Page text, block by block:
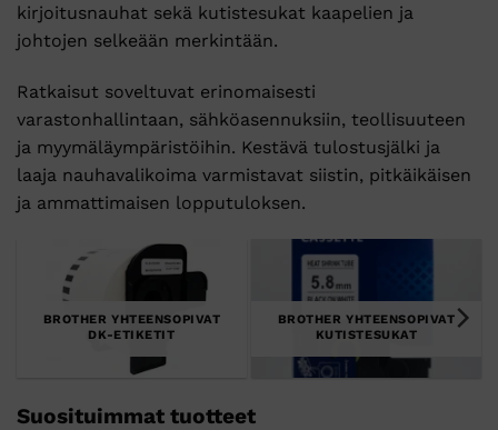
kirjoitusnauhat sekä kutistesukat kaapelien ja
johtojen selkeään merkintään.
Ratkaisut soveltuvat erinomaisesti
varastonhallintaan, sähköasennuksiin, teollisuuteen
ja myymäläympäristöihin. Kestävä tulostusjälki ja
laaja nauhavalikoima varmistavat siistin, pitkäikäisen
ja ammattimaisen lopputuloksen.
BROTHER YHTEENSOPIVAT
DK-ETIKETIT
BROTHER YHTEENSOPIVAT
KUTISTESUKAT
Suosituimmat tuotteet